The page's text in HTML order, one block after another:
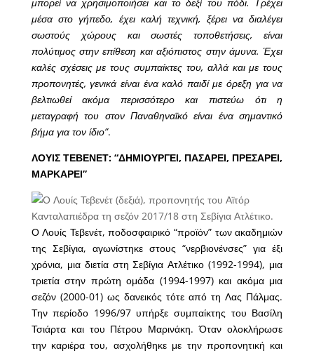
μέσα στο γήπεδο, έχει καλή τεχνική, ξέρει να διαλέγει
σωστούς χώρους και σωστές τοποθετήσεις, είναι
πολύτιμος στην επίθεση και αξιόπιστος στην άμυνα. Έχει
καλές σχέσεις με τους συμπαίκτες του, αλλά και με τους
προπονητές, γενικά είναι ένα καλό παιδί με όρεξη για να
βελτιωθεί ακόμα περισσότερο και πιστεύω ότι η
μεταγραφή του στον Παναθηναϊκό είναι ένα σημαντικό
βήμα για τον ίδιο”.
ΛΟΥΙΣ ΤΕΒΕΝΕΤ: “ΔΗΜΙΟΥΡΓΕΙ, ΠΑΣΑΡΕΙ, ΠΡΕΣΑΡΕΙ,
ΜΑΡΚΑΡΕΙ”
Ο Λουίς Τεβενέτ, ποδοσφαιρικό “προϊόν” των ακαδημιών
της Σεβίγια, αγωνίστηκε στους “νερβιονένσες” για έξι
χρόνια, μια διετία στη Σεβίγια Ατλέτικο (1992-1994), μια
τριετία στην πρώτη ομάδα (1994-1997) και ακόμα μια
σεζόν (2000-01) ως δανεικός τότε από τη Λας Πάλμας.
Την περίοδο 1996/97 υπήρξε συμπαίκτης του Βασίλη
Τσιάρτα και του Πέτρου Μαρινάκη. Όταν ολοκλήρωσε
την καριέρα του, ασχολήθηκε με την προπονητική και